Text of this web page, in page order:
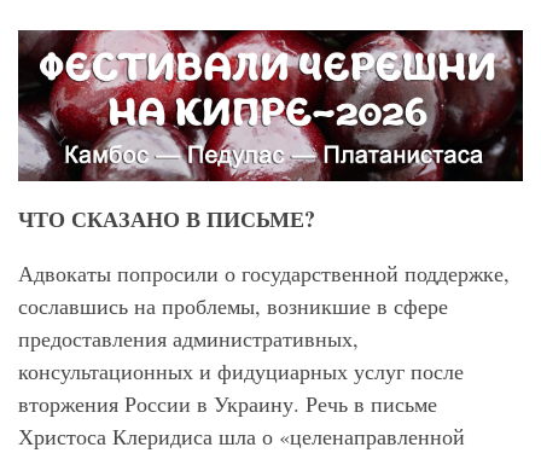
ЧТО СКАЗАНО В ПИСЬМЕ?
Адвокаты попросили о государственной поддержке,
сославшись на проблемы, возникшие в сфере
предоставления административных,
консультационных и фидуциарных услуг после
вторжения России в Украину. Речь в письме
Христоса Клеридиса шла о «целенаправленной